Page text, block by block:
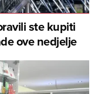
ste kupiti
ove nedjelje